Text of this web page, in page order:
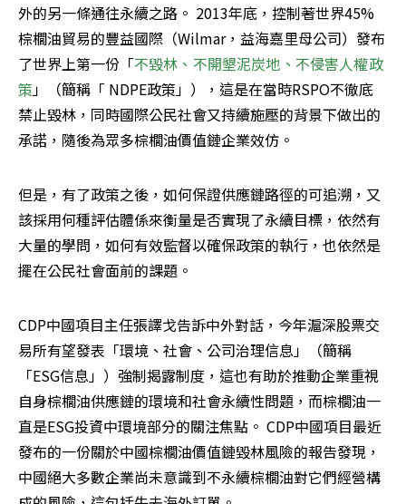
外的另一條通往永續之路。 2013年底，控制著世界45%
棕櫚油貿易的豐益國際（Wilmar，益海嘉里母公司）發布
了世界上第一份「不毀林、不開墾泥炭地、不侵害人權政
策」（簡稱「 NDPE政策」），這是在當時RSPO不徹底
禁止毀林，同時國際公民社會又持續施壓的背景下做出的
承諾，隨後為眾多棕櫚油價值鏈企業效仿。
但是，有了政策之後，如何保證供應鏈路徑的可追溯，又
該採用何種評估體係來衡量是否實現了永續目標，依然有
大量的學問，如何有效監督以確保政策的執行，也依然是
擺在公民社會面前的課題。
CDP中國項目主任張譯戈告訴中外對話，今年滬深股票交
易所有望發表「環境、社會、公司治理信息」（簡稱
「ESG信息」）強制揭露制度，這也有助於推動企業重視
自身棕櫚油供應鏈的環境和社會永續性問題，而棕櫚油一
直是ESG投資中環境部分的關注焦點。 CDP中國項目最近
發布的一份關於中國棕櫚油價值鏈毀林風險的報告發現，
中國絕大多數企業尚未意識到不永續棕櫚油對它們經營構